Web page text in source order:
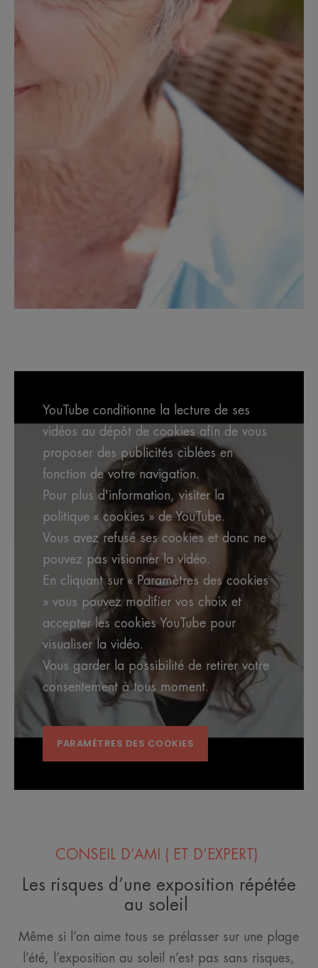
YouTube conditionne la lecture de ses
vidéos au dépôt de cookies afin de vous
proposer des publicités ciblées en
fonction de votre navigation.
Pour plus d'information, visiter la
politique « cookies » de YouTube.
Vous avez refusé ses cookies et donc ne
pouvez pas visionner la vidéo.
En cliquant sur « Paramètres des cookies
» vous pouvez modifier vos choix et
accepter les cookies YouTube pour
visualiser la vidéo.
Vous garder la possibilité de retirer votre
consentement à tous moment.
PARAMÈTRES DES COOKIES
CONSEIL D’AMI ( ET D’EXPERT)
Les risques d’une exposition répétée
au soleil
Même si l’on aime tous se prélasser sur une plage
l’été, l’exposition au soleil n’est pas sans risques,